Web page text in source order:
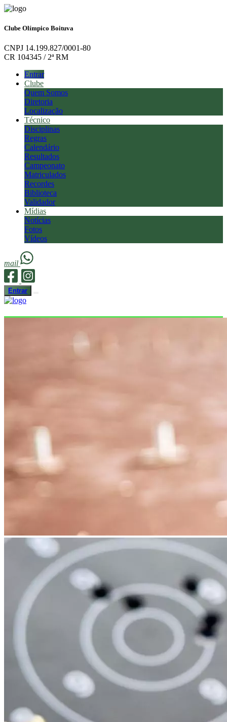
Clube Olímpico Boituva
CNPJ 14.199.827/0001-80
CR 104345 / 2ª RM
Entrar
Clube
Quem Somos
Diretoria
Localização
Técnico
Disciplinas
Regras
Calendário
Resultados
Campeonato
Matriculados
Recordes
Biblioteca
Validador
Mídias
Notícias
Fotos
Vídeos
mail
Entrar